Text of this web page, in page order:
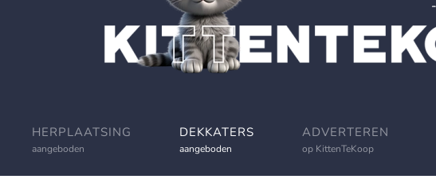
HERPLAATSING
aangeboden
DEKKATERS
aangeboden
ADVERTEREN
op KittenTeKoop